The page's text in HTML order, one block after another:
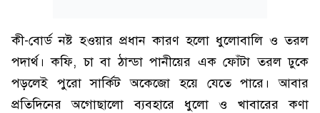
কী-বোর্ড নষ্ট হওয়ার প্রধান কারণ হলো ধুলোবালি ও তরল
পদার্থ। কফি, চা বা ঠান্ডা পানীয়ের এক ফোঁটা তরল ঢুকে
পড়লেই পুরো সার্কিট অকেজো হয়ে যেতে পারে। আবার
প্রতিদিনের অগোছালো ব্যবহারে ধুলো ও খাবারের কণা